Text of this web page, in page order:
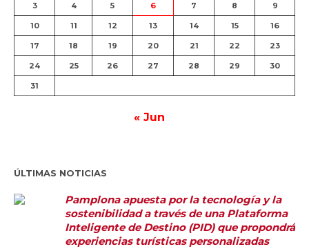
3 4 5 6 7 8 9
10 11 12 13 14 15 16
17 18 19 20 21 22 23
24 25 26 27 28 29 30
31
« Jun
ÚLTIMAS NOTICIAS
Pamplona apuesta por la tecnología y la
sostenibilidad a través de una Plataforma
Inteligente de Destino (PID) que propondrá
experiencias turísticas personalizadas